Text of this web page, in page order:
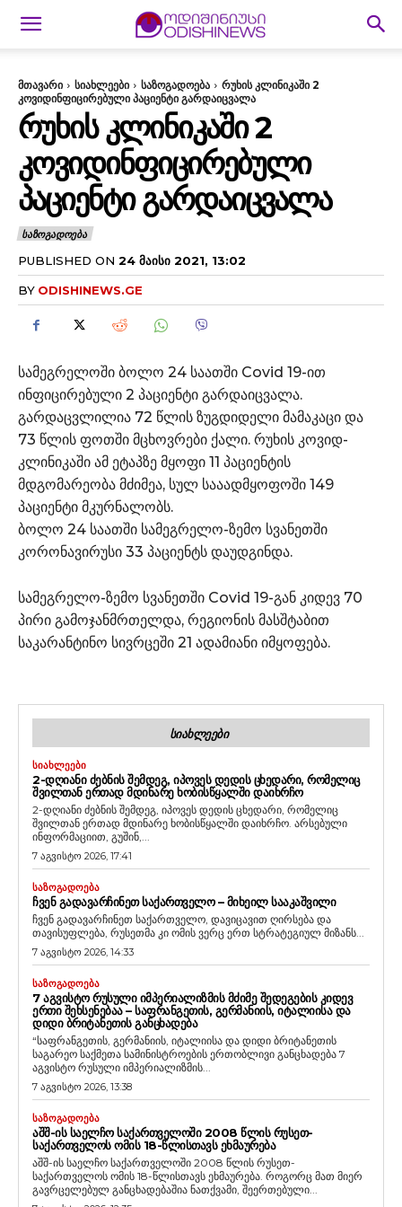
მთავარი სიახლეები საზოგადოება
რუხის კლინიკაში 2
კოვიდინფიცირებული პაციენტი გარდაიცვალა
ᲠᲣᲮᲘᲡ ᲙᲚᲘᲜᲘᲙᲐᲨᲘ 2
ᲙᲝᲕᲘᲓᲘᲜᲤᲘᲪᲘᲠᲔᲑᲣᲚᲘ
ᲞᲐᲪᲘᲔᲜᲢᲘ ᲒᲐᲠᲓᲐᲘᲪᲕᲐᲚᲐ
ᲡᲐᲖᲝᲒᲐᲓᲝᲔᲑᲐ
PUBLISHED ON 24 ᲛᲐᲘᲡᲘ 2021, 13:02
BY ODISHINEWS.GE
სამეგრელოში ბოლო 24 საათში Covid 19-ით
ინფიცირებული 2 პაციენტი გარდაიცვალა.
გარდაცვლილია 72 წლის ზუგდიდელი მამაკაცი და
73 წლის ფოთში მცხოვრები ქალი. რუხის კოვიდ-
კლინიკაში ამ ეტაპზე მყოფი 11 პაციენტის
მდგომარეობა მძიმეა, სულ სააადმყოფოში 149
პაციენტი მკურნალობს.
ბოლო 24 საათში სამეგრელო-ზემო სვანეთში
კორონავირუსი 33 პაციენტს დაუდგინდა.
სამეგრელო-ზემო სვანეთში Covid 19-გან კიდევ 70
პირი გამოჯანმრთელდა, რეგიონის მასშტაბით
საკარანტინო სივრცეში 21 ადამიანი იმყოფება.
ᲡᲘᲐᲮᲚᲔᲔᲑᲘ
ᲡᲘᲐᲮᲚᲔᲔᲑᲘ
2-ᲓᲦᲘᲐᲜᲘ ᲫᲔᲑᲜᲘᲡ ᲨᲔᲛᲓᲔᲒ, ᲘᲞᲝᲕᲔᲡ ᲓᲔᲓᲘᲡ ᲪᲮᲔᲓᲐᲠᲘ, ᲠᲝᲛᲔᲚᲘᲪ
ᲨᲕᲘᲚᲗᲐᲜ ᲔᲠᲗᲐᲓ ᲛᲓᲘᲜᲐᲠᲔ ᲮᲝᲑᲘᲡᲬᲧᲐᲚᲨᲘ ᲓᲐᲘᲮᲠᲩᲝ
2-დღიანი ძებნის შემდეგ, იპოვეს დედის ცხედარი, რომელიც
შვილთან ერთად მდინარე ხობისწყალში დაიხრჩო. არსებული
ინფორმაციით, გუშინ,...
7 აგვისტო 2026, 17:41
ᲡᲐᲖᲝᲒᲐᲓᲝᲔᲑᲐ
ᲩᲕᲔᲜ ᲒᲐᲓᲐᲕᲐᲠᲩᲘᲜᲔᲗ ᲡᲐᲥᲐᲠᲗᲕᲔᲚᲝ – ᲛᲘᲮᲔᲘᲚ ᲡᲐᲐᲙᲐᲨᲕᲘᲚᲘ
ჩვენ გადავარჩინეთ საქართველო, დავიცავით ღირსება და
თავისუფლება, რუსეთმა კი ომის ვერც ერთ სტრატეგიულ მიზანს...
7 აგვისტო 2026, 14:33
ᲡᲐᲖᲝᲒᲐᲓᲝᲔᲑᲐ
7 ᲐᲒᲕᲘᲡᲢᲝ ᲠᲣᲡᲣᲚᲘ ᲘᲛᲞᲔᲠᲘᲐᲚᲘᲖᲛᲘᲡ ᲛᲫᲘᲛᲔ ᲨᲔᲓᲔᲒᲔᲑᲘᲡ ᲙᲘᲓᲔᲕ
ᲔᲠᲗᲘ ᲨᲔᲮᲡᲔᲜᲔᲑᲐᲐ – ᲡᲐᲤᲠᲐᲜᲒᲔᲗᲘᲡ, ᲒᲔᲠᲛᲐᲜᲘᲘᲡ, ᲘᲢᲐᲚᲘᲘᲡᲐ ᲓᲐ
ᲓᲘᲓᲘ ᲑᲠᲘᲢᲐᲜᲔᲗᲘᲡ ᲒᲐᲜᲪᲮᲐᲓᲔᲑᲐ
“საფრანგეთის, გერმანიის, იტალიისა და დიდი ბრიტანეთის
საგარეო საქმეთა სამინისტროების ერთობლივი განცხადება 7
აგვისტო რუსული იმპერიალიზმის...
7 აგვისტო 2026, 13:38
ᲡᲐᲖᲝᲒᲐᲓᲝᲔᲑᲐ
ᲐᲨᲨ-ᲘᲡ ᲡᲐᲔᲚᲩᲝ ᲡᲐᲥᲐᲠᲗᲕᲔᲚᲝᲨᲘ 2008 ᲬᲚᲘᲡ ᲠᲣᲡᲔᲗ-
ᲡᲐᲥᲐᲠᲗᲕᲔᲚᲝᲡ ᲝᲛᲘᲡ 18-ᲬᲚᲘᲡᲗᲐᲕᲡ ᲔᲮᲛᲐᲣᲠᲔᲑᲐ
აშშ-ის საელჩო საქართველოში 2008 წლის რუსეთ-
საქართველოს ომის 18-წლისთავს ეხმაურება. როგორც მათ მიერ
გავრცელებულ განცხადებაშია ნათქვამი, შეერთებული...